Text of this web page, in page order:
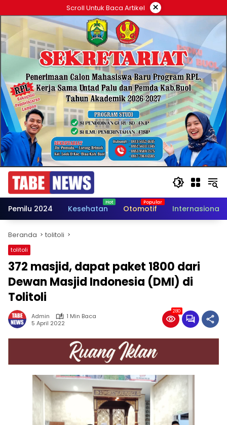
ke
konten
Scroll Untuk Baca Artikel ×
Pemilu 2024 Kesehatan Otomotif Internasional
Beranda tolitoli
tolitoli
372 masjid, dapat paket 1800 dari
Dewan Masjid Indonesia (DMI) di
Tolitoli
Admin
1 Min Baca
5 April 2022
280